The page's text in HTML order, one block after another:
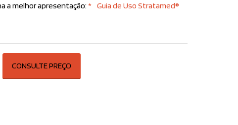
a melhor apresentação:* Guia de Uso Stratamed®
CONSULTE PREÇO